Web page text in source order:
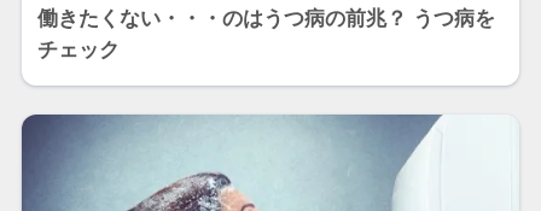
働きたくない・・・のはうつ病の前兆？ うつ病を
チェック